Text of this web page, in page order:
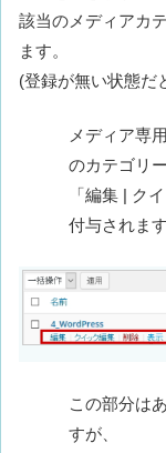
該当のメディアカ
ます。
(登録が無い状態だ
メディア専
のカテゴリ
「編集 | ク
付与されます
この部分は
すが、